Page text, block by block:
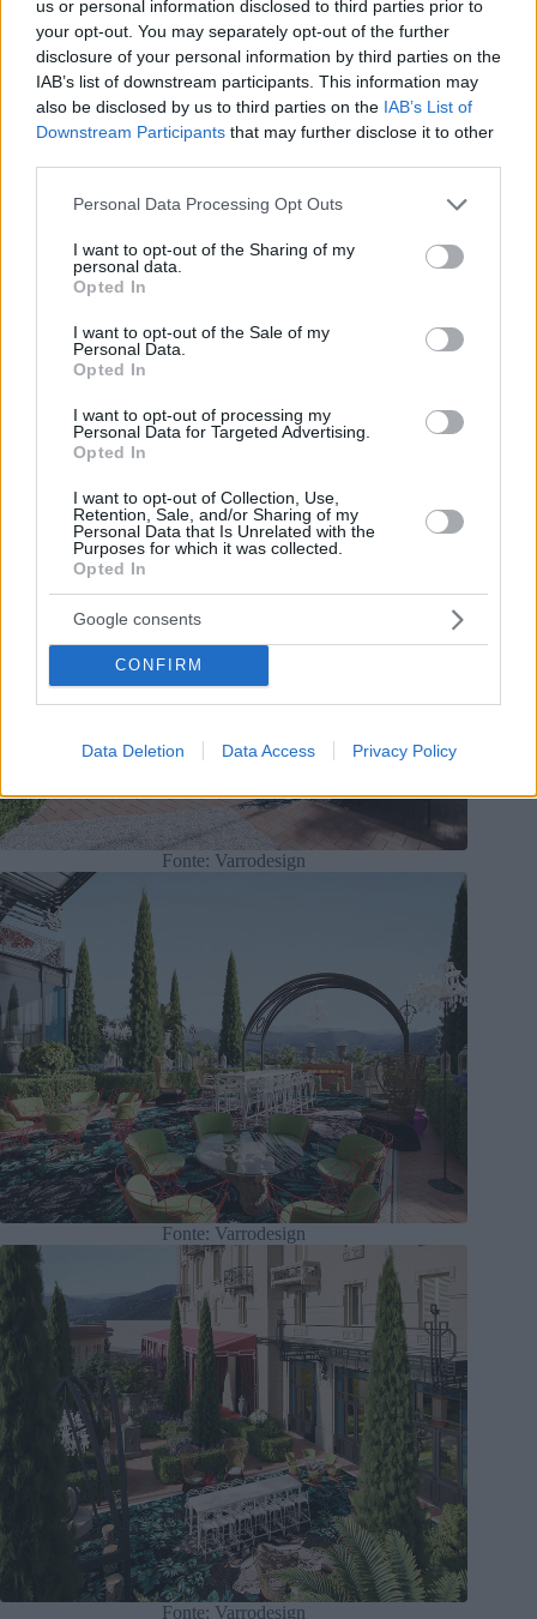
us or personal information disclosed to third parties prior to
your opt-out. You may separately opt-out of the further
disclosure of your personal information by third parties on the
IAB’s list of downstream participants. This information may
also be disclosed by us to third parties on the IAB’s List of
Downstream Participants that may further disclose it to other
Please note that this website/app uses one or more Google
not limited to your visit or usage behaviour. You may click to
grant or deny consent to Google and its third-party tags to
use your data for below specified purposes in below Google
consent section.
Personal Data Processing Opt Outs
I want to opt-out of the Sharing of my
personal data.
Opted In
I want to opt-out of the Sale of my
Personal Data.
Opted In
I want to opt-out of processing my
Personal Data for Targeted Advertising.
Opted In
I want to opt-out of Collection, Use,
Retention, Sale, and/or Sharing of my
Personal Data that Is Unrelated with the
Purposes for which it was collected.
Opted In
Google consents
CONFIRM
Data Deletion Data Access Privacy Policy
stupiti da una delle opere di Varrodesign a Budapest.
Emilio Polillo, uomo d’affari di Firenze e proprietario della
catena alberghiera, era alla ricerca dell’interior designer
perfetto da sei anni quando si interessò a Varrodesign per via
del suo lavoro in Aria Hotel.
costruzione nel Castello di Buda (FOTO), VIDEO
Secondo Gentlemansreview, Zoltán Varró, il fondatore del
Varrodesign riconosciuto a livello internazionale, ha affermato
design degli interni dell’iconico hotel:
“Emilio Polillo è venuto da me con l’idea di creare qualcosa
alberghiero. Non ho mai considerato la moda attuale né
guardato l’hotel vicino perché è questo che rende sicure le
soluzioni. Al mio commissario piace che osi sognare in
Fonte: Varrodesign
Fonte: Varrodesign
Fonte: Varrodesign